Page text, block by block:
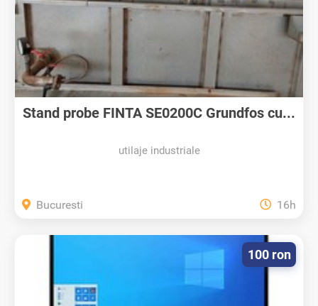
Stand probe FINTA SE0200C Grundfos cu...
utilaje industriale
Bucuresti 16h
100 ron